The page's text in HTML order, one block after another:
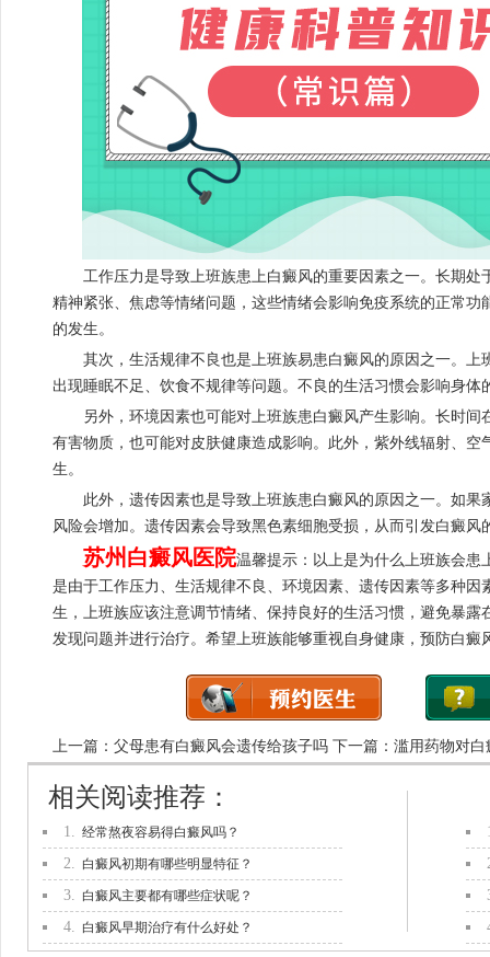
工作压力是导致上班族患上白癜风的重要因素之一。长期处
精神紧张、焦虑等情绪问题，这些情绪会影响免疫系统的正常功
的发生。
其次，生活规律不良也是上班族易患白癜风的原因之一。上
出现睡眠不足、饮食不规律等问题。不良的生活习惯会影响身体
另外，环境因素也可能对上班族患白癜风产生影响。长时间
有害物质，也可能对皮肤健康造成影响。此外，紫外线辐射、空
生。
此外，遗传因素也是导致上班族患白癜风的原因之一。如果
风险会增加。遗传因素会导致黑色素细胞受损，从而引发白癜风
苏州白癜风医院温馨提示：以上是为什么上班族会患
是由于工作压力、生活规律不良、环境因素、遗传因素等多种因
生，上班族应该注意调节情绪、保持良好的生活习惯，避免暴露
发现问题并进行治疗。希望上班族能够重视自身健康，预防白癜
上一篇： 父母患有白癜风会遗传给孩子吗下一篇： 滥用药物对白
1. 经常熬夜容易得白癜风吗？
2. 白癜风初期有哪些明显特征？
3. 白癜风主要都有哪些症状呢？
4. 白癜风早期治疗有什么好处？
相关阅读推荐：